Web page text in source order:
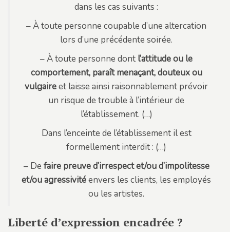
dans les cas suivants :
– À toute personne coupable d’une altercation
lors d’une précédente soirée.
– À toute personne dont l’attitude ou le
comportement, paraît menaçant, douteux ou
vulgaireet laisse ainsi raisonnablement prévoir
un risque de trouble à l’intérieur de
l’établissement. (…)
Dans l’enceinte de l’établissement il est
formellement interdit : (…)
– De faire preuve d’irrespect et/ou d’impolitesse
et/ou agressivitéenvers les clients, les employés
ou les artistes.
Liberté d’expression encadrée ?